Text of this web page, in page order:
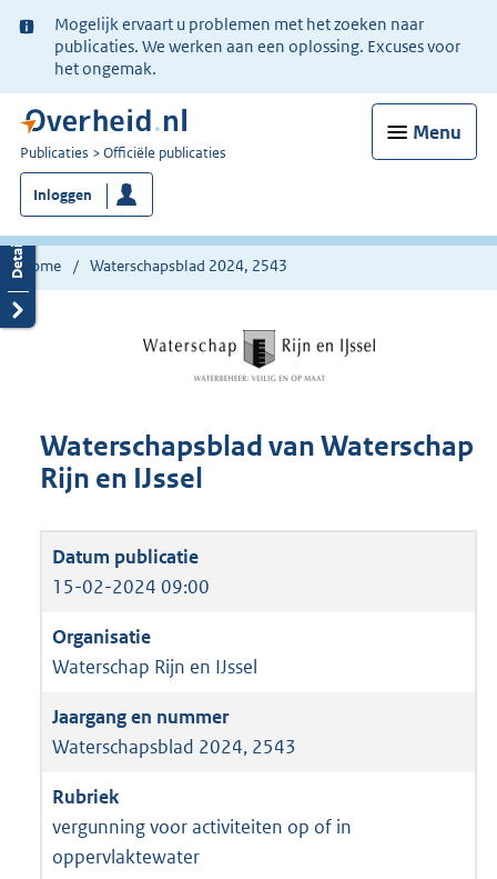
Ter
informatie:
Mogelijk ervaart u problemen met het zoeken naar
publicaties. We werken aan een oplossing. Excuses voor
het ongemak.
Menu
U
bent
nu
hier:
Publicaties Officiële publicaties
Inloggen
Home Waterschapsblad 2024, 2543
Waterschapsblad van Waterschap
Rijn en IJssel
15-02-2024 09:00
Waterschap Rijn en IJssel
Waterschapsblad 2024, 2543
vergunning voor activiteiten op of in
oppervlaktewater